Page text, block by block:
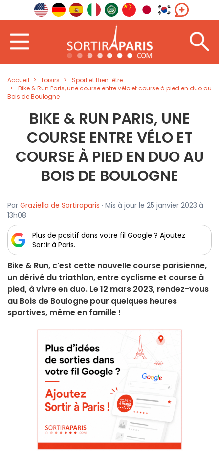
Accueil Loisirs
Sport et Bien-être
Bike & Run Paris, une course entre vélo et course à pied en duo au
Bois de Boulogne
BIKE & RUN PARIS, UNE
COURSE ENTRE VÉLO ET
COURSE À PIED EN DUO AU
BOIS DE BOULOGNE
Par Graziella de Sortiraparis · Mis à jour le 25 janvier 2023 à
13h08
Plus de positif dans votre fil Google ? Ajoutez
Sortir à Paris.
Bike & Run, c'est cette nouvelle course parisienne,
un dérivé du triathlon, entre cyclisme et course à
pied, à vivre en duo. Le 12 mars 2023, rendez-vous
au Bois de Boulogne pour quelques heures
sportives, même en famille !